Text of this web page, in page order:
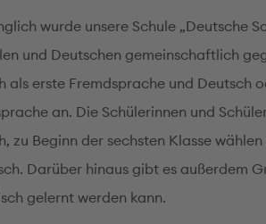
wurde unsere Schule „Deutsche
und Deutschen gemeinschaftlich
als erste Fremdsprache und Deutsch
an. Die Schülerinnen und
zu Beginn der sechsten Klasse
Darüber hinaus gibt es außerdem
gelernt werden kann.